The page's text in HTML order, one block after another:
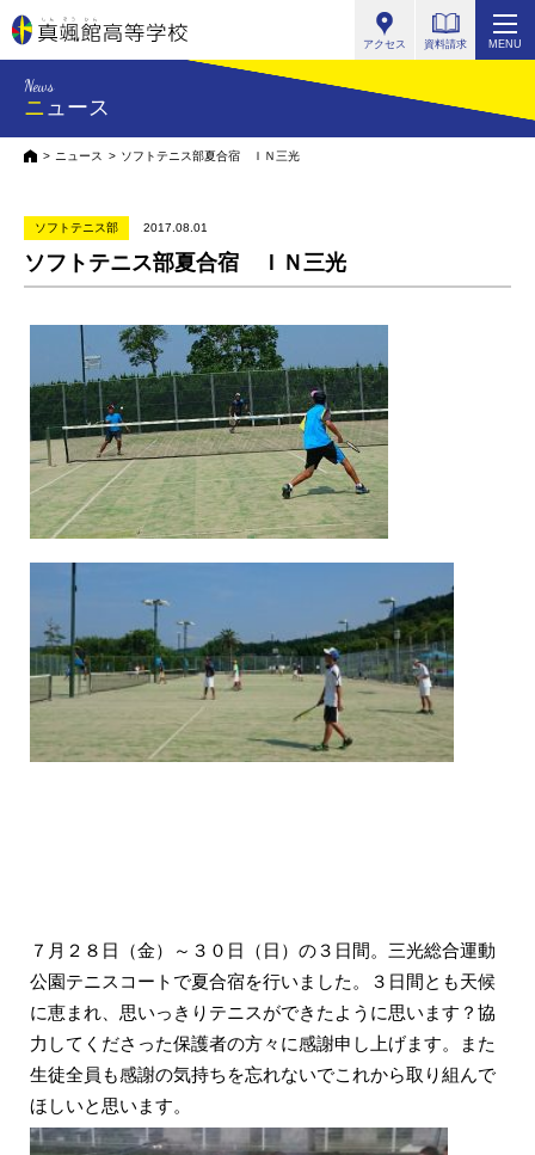
アクセス 資料請求 MENU
News
ニュース
HOMEニュース ソフトテニス部夏合宿 ＩＮ三光
ソフトテニス部 2017.08.01
ソフトテニス部夏合宿 ＩＮ三光
７月２８日（金）～３０日（日）の３日間。三光総合運動
公園テニスコートで夏合宿を行いました。３日間とも天候
に恵まれ、思いっきりテニスができたように思います？協
力してくださった保護者の方々に感謝申し上げます。また
生徒全員も感謝の気持ちを忘れないでこれから取り組んで
ほしいと思います。